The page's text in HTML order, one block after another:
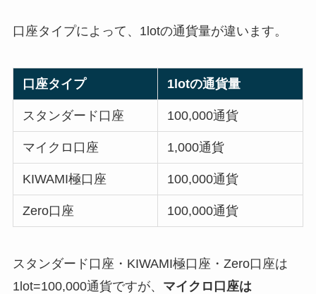
口座タイプによって、1lotの通貨量が違います。
口座タイプ 1lotの通貨量
スタンダード口座 100,000通貨
マイクロ口座 1,000通貨
KIWAMI極口座 100,000通貨
Zero口座 100,000通貨
スタンダード口座・KIWAMI極口座・Zero口座は
1lot=100,000通貨ですが、 マイクロ口座は